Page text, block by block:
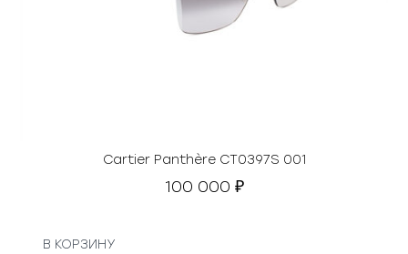
Cartier Panthère CT0397S 001
100 000 ₽
В КОРЗИНУ